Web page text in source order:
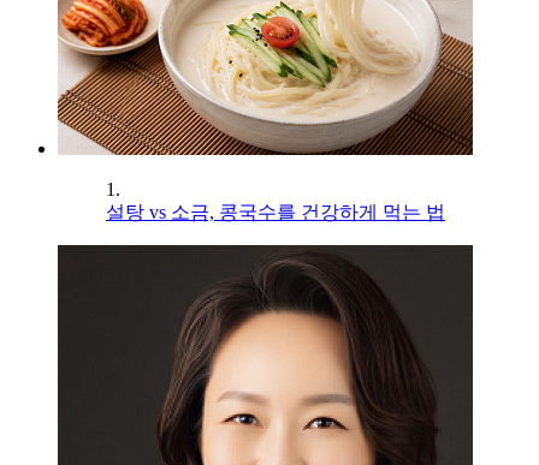
1.
설탕 vs 소금, 콩국수를 건강하게 먹는 법